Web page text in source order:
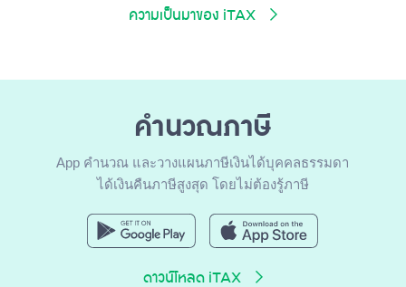
ความเป็นมาของ iTAX
คำนวณภาษี
App คำนวณ และวางแผนภาษีเงินได้บุคคลธรรมดา
ได้เงินคืนภาษีสูงสุด โดยไม่ต้องรู้ภาษี
ดาวน์โหลด iTAX